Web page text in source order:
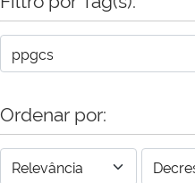
Ordenar por: